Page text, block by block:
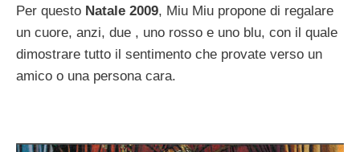
Per questo Natale 2009, Miu Miu propone di regalare
un cuore, anzi, due , uno rosso e uno blu, con il quale
dimostrare tutto il sentimento che provate verso un
amico o una persona cara.